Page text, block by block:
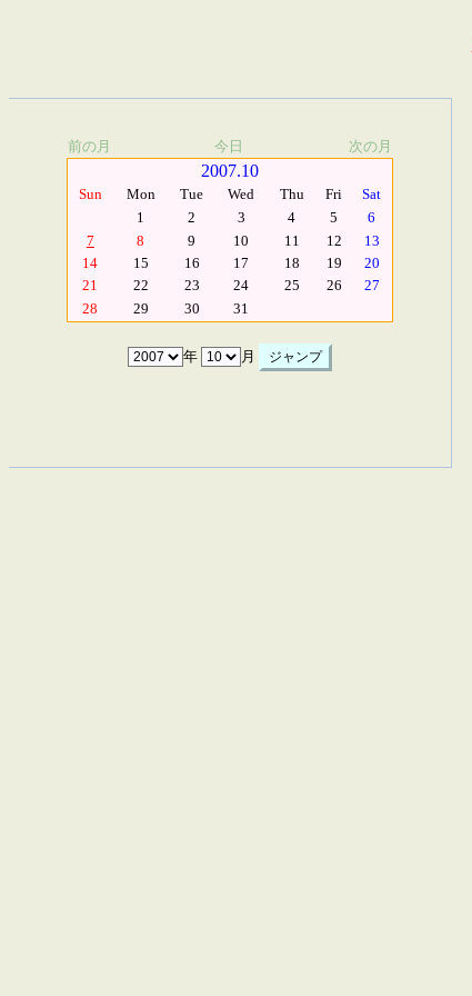
前の月 今日 次の月
2007.10
Sun Mon Tue Wed Thu Fri
Sat
1
2 3 4 5
6
7
8 9 10 11 12
13
14
15 16 17 18 19
20
21
22 23 24 25 26
27
28
29 30 31
年 月